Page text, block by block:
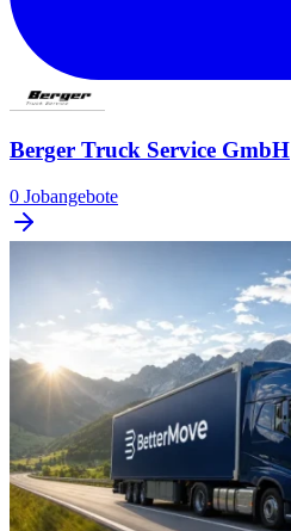
Berger Truck Service GmbH
0 Jobangebote